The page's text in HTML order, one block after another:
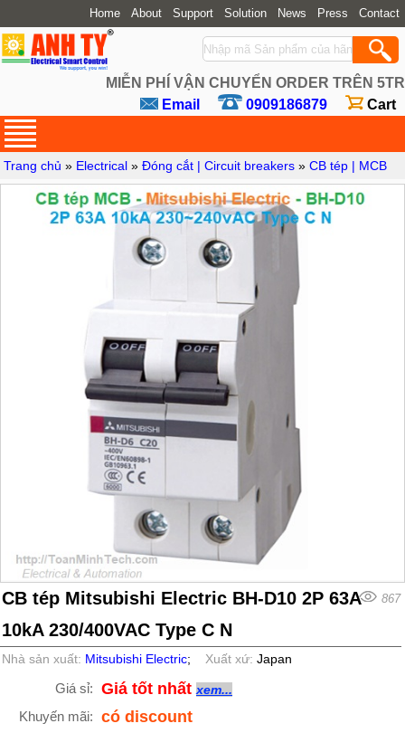
Home About Support Solution News Press Contact
MIỄN PHÍ VẬN CHUYỂN ORDER TRÊN 5TR
Email
0909186879 Cart
Trang chủ » Electrical »Đóng cắt | Circuit breakers »CB tép | MCB
CB tép Mitsubishi Electric BH-D10 2P 63A
10kA 230/400VAC Type C N
867
Nhà sản xuất: Mitsubishi Electric; Xuất xứ:Japan
Giá sỉ: Giá tốt nhất xem...
Khuyến mãi: có discount